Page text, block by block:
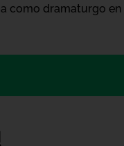
como dramaturgo